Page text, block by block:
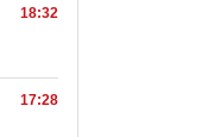
18:32
17:28